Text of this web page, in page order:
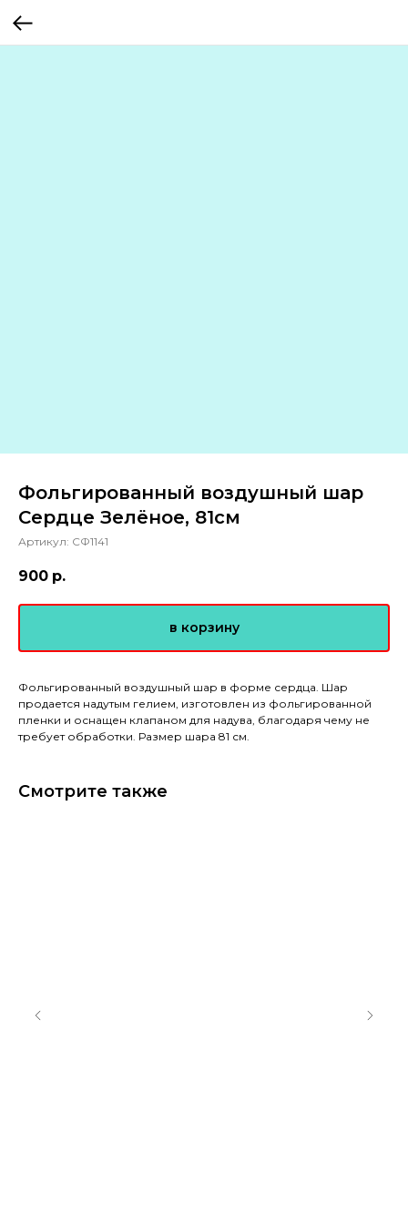
Фольгированный воздушный шар
Сердце Зелёное, 81см
Артикул: СФ1141
900 р.
в корзину
Фольгированный воздушный шар в форме сердца. Шар
продается надутым гелием, изготовлен из фольгированной
пленки и оснащен клапаном для надува, благодаря чему не
требует обработки. Размер шара 81 см.
Смотрите также